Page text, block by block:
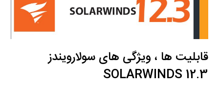
قابلیت ها ، ویژگی های سولارویندز
SOLARWINDS 12.3